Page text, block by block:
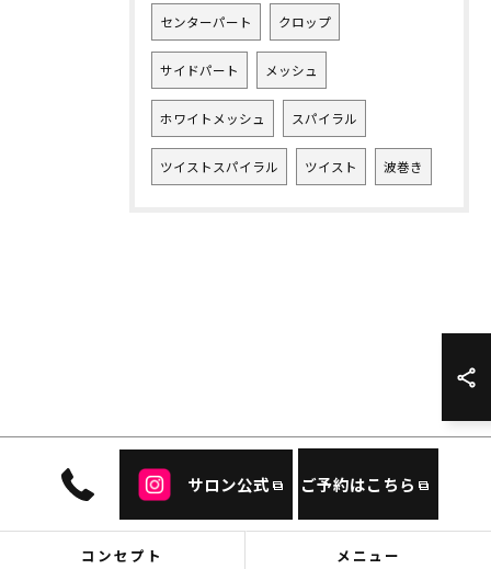
センターパート クロップ
サイドパート メッシュ
ホワイトメッシュ スパイラル
ツイストスパイラル ツイスト 波巻き
サロン公式 ご予約はこちら
コンセプト メニュー